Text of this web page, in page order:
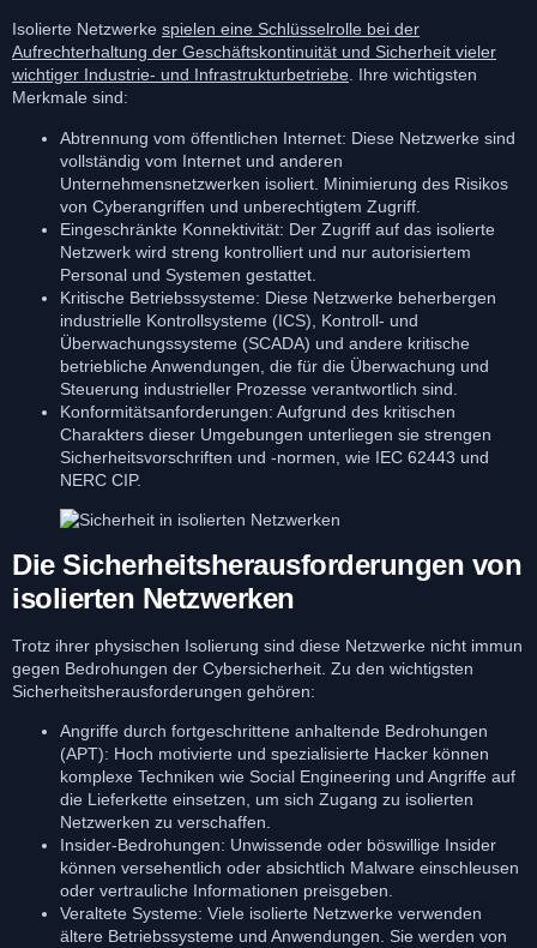
Isolierte Netzwerke spielen eine Schlüsselrolle bei der
Aufrechterhaltung der Geschäftskontinuität und Sicherheit vieler
wichtiger Industrie- und Infrastrukturbetriebe. Ihre wichtigsten
Merkmale sind:
Abtrennung vom öffentlichen Internet: Diese Netzwerke sind
vollständig vom Internet und anderen
Unternehmensnetzwerken isoliert. Minimierung des Risikos
von Cyberangriffen und unberechtigtem Zugriff.
Eingeschränkte Konnektivität: Der Zugriff auf das isolierte
Netzwerk wird streng kontrolliert und nur autorisiertem
Personal und Systemen gestattet.
Kritische Betriebssysteme: Diese Netzwerke beherbergen
industrielle Kontrollsysteme (ICS), Kontroll- und
Überwachungssysteme (SCADA) und andere kritische
betriebliche Anwendungen, die für die Überwachung und
Steuerung industrieller Prozesse verantwortlich sind.
Konformitätsanforderungen: Aufgrund des kritischen
Charakters dieser Umgebungen unterliegen sie strengen
Sicherheitsvorschriften und -normen, wie IEC 62443 und
NERC CIP.
Die Sicherheitsherausforderungen von
isolierten Netzwerken
Trotz ihrer physischen Isolierung sind diese Netzwerke nicht immun
gegen Bedrohungen der Cybersicherheit. Zu den wichtigsten
Sicherheitsherausforderungen gehören:
Angriffe durch fortgeschrittene anhaltende Bedrohungen
(APT): Hoch motivierte und spezialisierte Hacker können
komplexe Techniken wie Social Engineering und Angriffe auf
die Lieferkette einsetzen, um sich Zugang zu isolierten
Netzwerken zu verschaffen.
Insider-Bedrohungen: Unwissende oder böswillige Insider
können versehentlich oder absichtlich Malware einschleusen
oder vertrauliche Informationen preisgeben.
Veraltete Systeme: Viele isolierte Netzwerke verwenden
ältere Betriebssysteme und Anwendungen. Sie werden von